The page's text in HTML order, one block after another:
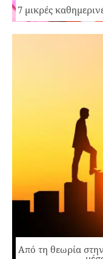
7 μικρές
Από τη θεωρία